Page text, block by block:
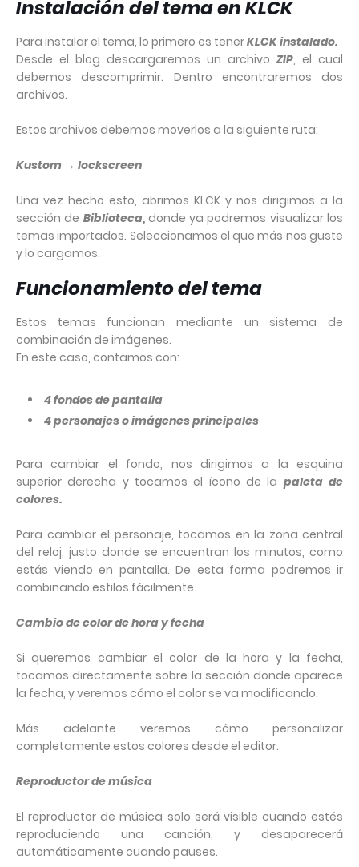
Instalación del tema en KLCK
Para instalar el tema, lo primero es tenerKLCK instalado.
Desde el blog descargaremos un archivo ZIP, el cual
debemos descomprimir. Dentro encontraremos dos
archivos.
Estos archivos debemos moverlos a la siguiente ruta:
Kustom → lockscreen
Una vez hecho esto, abrimos KLCK y nos dirigimos a la
sección de Biblioteca,donde ya podremos visualizar los
temas importados. Seleccionamos el que más nos guste
y lo cargamos.
Funcionamiento del tema
Estos temas funcionan mediante un sistema de
combinación de imágenes.
En este caso, contamos con:
4 fondos de pantalla
4 personajes o imágenes principales
Para cambiar el fondo, nos dirigimos a la esquina
superior derecha y tocamos el ícono de la paleta de
colores.
Para cambiar el personaje, tocamos en la zona central
del reloj, justo donde se encuentran los minutos, como
estás viendo en pantalla. De esta forma podremos ir
combinando estilos fácilmente.
Cambio de color de hora y fecha
Si queremos cambiar el color de la hora y la fecha,
tocamos directamente sobre la sección donde aparece
la fecha, y veremos cómo el color se va modificando.
Más adelante veremos cómo personalizar
completamente estos colores desde el editor.
Reproductor de música
El reproductor de música solo será visible cuando estés
reproduciendo una canción, y desaparecerá
automáticamente cuando pauses.